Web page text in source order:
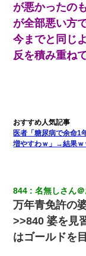
夫の友達がBBQを
女性側のリーダー
われて…
童貞俺、宅飲みし
｢昨日はお兄ちゃん
の話をしていたA
驚愕…
のお古ですが気分
ミスした新人(
)に
って言ったら・・・
が悪かったの
が全部悪い方
今までと同じ
反を積み重ね
医者「糖尿病で余命1
増やすわｗ」→結果ｗ
844 名無しさん
万年青免許の
>>840 婆を見
はゴールドを